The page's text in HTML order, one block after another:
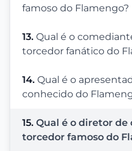
famoso do Flamengo?
13. Qual é o
torcedor fanático do
14. Qual é o
conhecido do
15. Qual é o diretor
torcedor famoso do